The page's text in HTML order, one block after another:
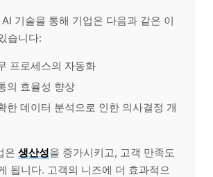
기술을 통해 기업은 다음과 같은 이
습니다:
프로세스의 자동화
의 효율성 향상
한 데이터 분석으로 인한 의사결정 개
은 생산성을 증가시키고, 고객 만족도
됩니다. 고객의 니즈에 더 효과적으